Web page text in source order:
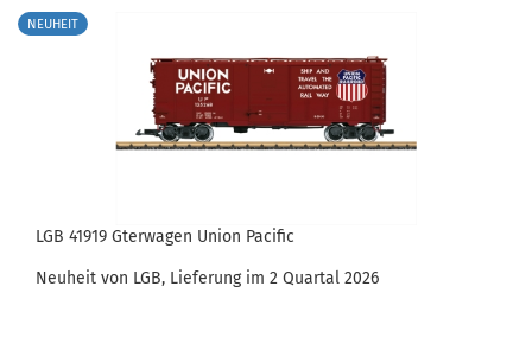
NEUHEIT
LGB 41919 Gterwagen Union Pacific
Neuheit von LGB, Lieferung im 2 Quartal 2026